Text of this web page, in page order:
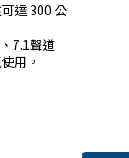
達 300 公
7.1聲道
用。